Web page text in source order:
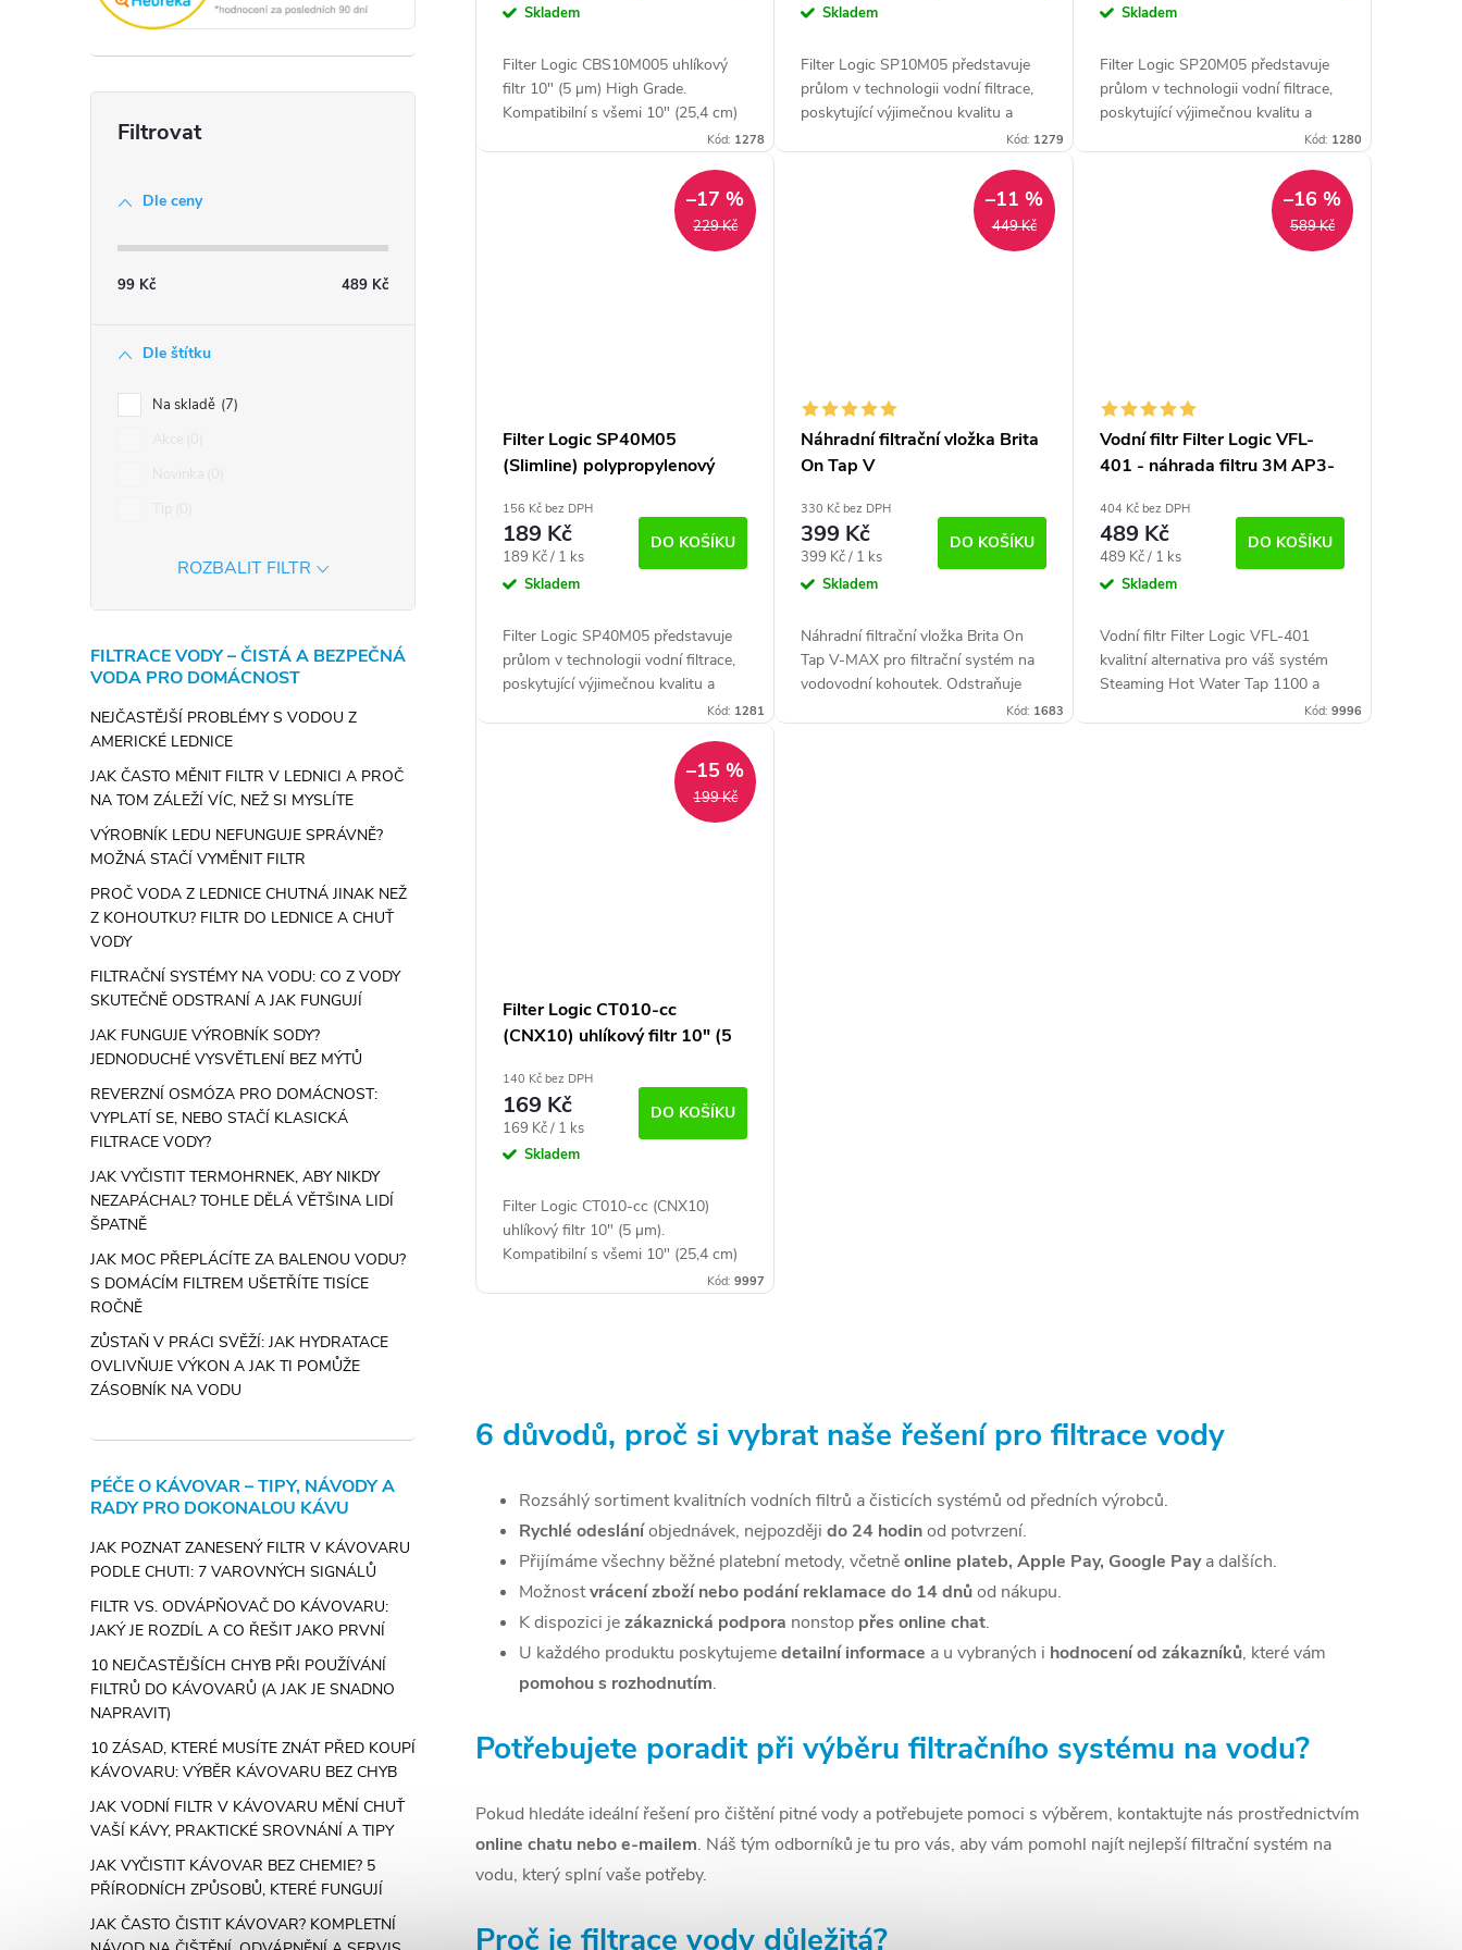
Dle ceny
99 Kč 489 Kč
Dle štítku
Na skladě 7
ROZBALIT FILTR
FILTRACE VODY – ČISTÁ A BEZPEČNÁ
VODA PRO DOMÁCNOST
NEJČASTĚJŠÍ PROBLÉMY S VODOU Z
AMERICKÉ LEDNICE
JAK ČASTO MĚNIT FILTR V LEDNICI A PROČ
NA TOM ZÁLEŽÍ VÍC, NEŽ SI MYSLÍTE
VÝROBNÍK LEDU NEFUNGUJE SPRÁVNĚ?
MOŽNÁ STAČÍ VYMĚNIT FILTR
PROČ VODA Z LEDNICE CHUTNÁ JINAK NEŽ
Z KOHOUTKU? FILTR DO LEDNICE A CHUŤ
VODY
FILTRAČNÍ SYSTÉMY NA VODU: CO Z VODY
SKUTEČNĚ ODSTRANÍ A JAK FUNGUJÍ
JAK FUNGUJE VÝROBNÍK SODY?
JEDNODUCHÉ VYSVĚTLENÍ BEZ MÝTŮ
REVERZNÍ OSMÓZA PRO DOMÁCNOST:
VYPLATÍ SE, NEBO STAČÍ KLASICKÁ
FILTRACE VODY?
JAK VYČISTIT TERMOHRNEK, ABY NIKDY
NEZAPÁCHAL? TOHLE DĚLÁ VĚTŠINA LIDÍ
ŠPATNĚ
JAK MOC PŘEPLÁCÍTE ZA BALENOU VODU?
S DOMÁCÍM FILTREM UŠETŘÍTE TISÍCE
ROČNĚ
ZŮSTAŇ V PRÁCI SVĚŽÍ: JAK HYDRATACE
OVLIVŇUJE VÝKON A JAK TI POMŮŽE
ZÁSOBNÍK NA VODU
PÉČE O KÁVOVAR – TIPY, NÁVODY A
RADY PRO DOKONALOU KÁVU
JAK POZNAT ZANESENÝ FILTR V KÁVOVARU
PODLE CHUTI: 7 VAROVNÝCH SIGNÁLŮ
FILTR VS. ODVÁPŇOVAČ DO KÁVOVARU:
JAKÝ JE ROZDÍL A CO ŘEŠIT JAKO PRVNÍ
10 NEJČASTĚJŠÍCH CHYB PŘI POUŽÍVÁNÍ
FILTRŮ DO KÁVOVARŮ (A JAK JE SNADNO
NAPRAVIT)
10 ZÁSAD, KTERÉ MUSÍTE ZNÁT PŘED KOUPÍ
KÁVOVARU: VÝBĚR KÁVOVARU BEZ CHYB
JAK VODNÍ FILTR V KÁVOVARU MĚNÍ CHUŤ
VAŠÍ KÁVY, PRAKTICKÉ SROVNÁNÍ A TIPY
JAK VYČISTIT KÁVOVAR BEZ CHEMIE? 5
PŘÍRODNÍCH ZPŮSOBŮ, KTERÉ FUNGUJÍ
JAK ČASTO ČISTIT KÁVOVAR? KOMPLETNÍ
cena:Skladem
Filter Logic CBS10M005 uhlíkový
filtr 10" (5 µm) High Grade.
Kompatibilní s všemi 10" (25,4 cm)
Kód: 1278
cena:Skladem
Filter Logic SP10M05 představuje
průlom v technologii vodní filtrace,
poskytující výjimečnou kvalitu a
Kód: 1279
cena:Skladem
Filter Logic SP20M05 představuje
průlom v technologii vodní filtrace,
poskytující výjimečnou kvalitu a
Kód: 1280
229 Kč
–17 %
Filter Logic SP40M05
(Slimline) polypropylenový
µm)
156 Kč bez DPH
189 Kč
Měrná
cena:
189 Kč / 1 ks
Skladem
DO KOŠÍKU
Filter Logic SP40M05 představuje
průlom v technologii vodní filtrace,
poskytující výjimečnou kvalitu a
Kód: 1281
449 Kč
–11 %
Náhradní filtrační vložka Brita
On Tap V
330 Kč bez DPH
399 Kč
Měrná
cena:
399 Kč / 1 ks
Skladem
DO KOŠÍKU
Náhradní filtrační vložka Brita On
Tap V-MAX pro filtrační systém na
vodovodní kohoutek. Odstraňuje
chlór, nečistoty a mikroplasty pro
Kód: 1683
589 Kč
–16 %
Vodní filtr Filter Logic VFL-
401 - náhrada filtru 3M AP3-
404 Kč bez DPH
489 Kč
Měrná
cena:
489 Kč / 1 ks
Skladem
DO KOŠÍKU
Vodní filtr Filter Logic VFL-401
kvalitní alternativa pro váš systém
Steaming Hot Water Tap 1100 a
Kód: 9996
199 Kč
–15 %
Filter Logic CT010-cc
(CNX10) uhlíkový filtr 10" (5
140 Kč bez DPH
169 Kč
Měrná
cena:
169 Kč / 1 ks
Skladem
DO KOŠÍKU
Filter Logic CT010-cc (CNX10)
uhlíkový filtr 10" (5 µm).
Kompatibilní s všemi 10" (25,4 cm)
Kód:9997
v
l
r
v
k
y
v
ý
6 důvodů, proč si vybrat naše řešení pro filtrace vody
Rozsáhlý sortiment kvalitních vodních filtrů a čisticích systémů od předních výrobců.
Rychlé odesláníobjednávek, nejpozději do 24 hodinod potvrzení.
Přijímáme všechny běžné platební metody, včetněonline plateb, Apple Pay, Google Paya dalších.
Možnostvrácení zboží nebo podání reklamace do 14 dnůod nákupu.
K dispozici jezákaznická podpora nonstop přes online chat.
U každého produktu poskytujemedetailní informace a u vybraných i hodnocení od zákazníků, které vám
pomohou s rozhodnutím.
Potřebujete poradit při výběru filtračního systému na vodu?
Pokud hledáte ideální řešení pro čištění pitné vody a potřebujete pomoci s výběrem, kontaktujte nás prostřednictvím
online chatu nebo e-mailem. Náš tým odborníků je tu pro vás, aby vám pomohl najít nejlepší filtrační systém na
vodu, který splní vaše potřeby.
Proč je filtrace vody důležitá?